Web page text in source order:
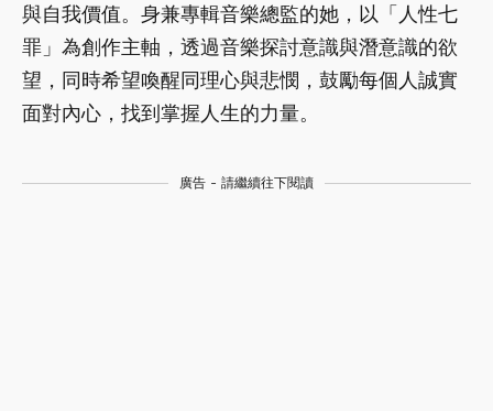
與自我價值。身兼專輯音樂總監的她，以「人性七
罪」為創作主軸，透過音樂探討意識與潛意識的欲
望，同時希望喚醒同理心與悲憫，鼓勵每個人誠實
面對內心，找到掌握人生的力量。
廣告 - 請繼續往下閱讀